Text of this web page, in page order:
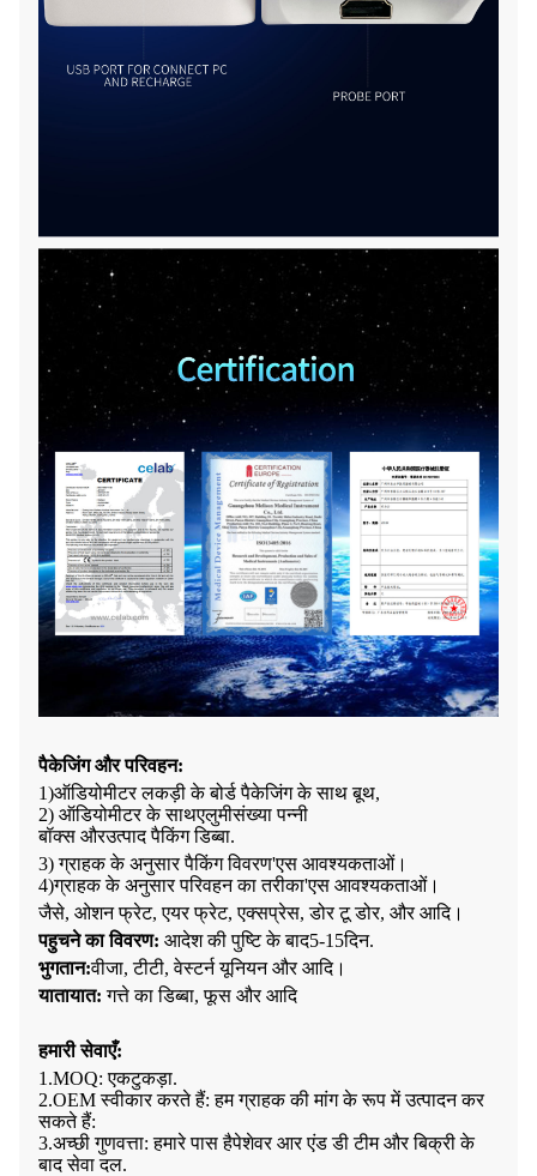
पैकेजिंग और परिवहन:
1)ऑडियोमीटरलकड़ी के बोर्ड पैकेजिंग के साथ बूथ,
2) ऑडियोमीटर के साथएलुमीसंख्या पन्नी
बॉक्स औरउत्पादपैकिंगडिब्बा.
3) ग्राहक के अनुसार पैकिंग विवरण'एस आवश्यकताओं।
4)ग्राहक के अनुसार परिवहन का तरीका'एस आवश्यकताओं।
जैसे, ओशन फ्रेट, एयर फ्रेट, एक्सप्रेस, डोर टू डोर, और आदि।
पहुचने का विवरण: आदेश की पुष्टि के बाद5-15दिन.
भुगतान:वीजा, टीटी, वेस्टर्न यूनियन और आदि।
यातायात: गत्ते का डिब्बा, फूस और आदि
हमारी सेवाएँ:
1.MOQ: एकटुकड़ा.
2.OEM स्वीकार करते हैं: हम ग्राहक की मांग के रूप में उत्पादन कर
सकते हैं:
3.अच्छी गुणवत्ता: हमारे पास हैपेशेवर आर एंड डी टीम और बिक्री के
बाद सेवा दल.